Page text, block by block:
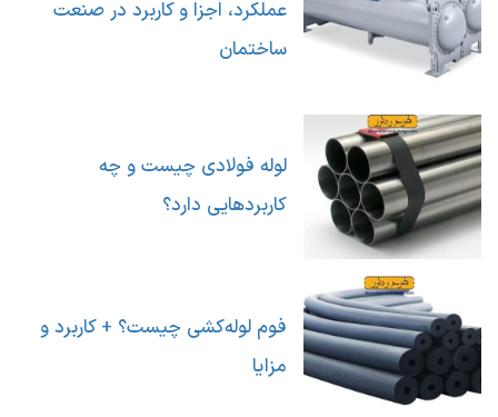
عملکرد، اجزا و کاربرد در صنعت
ساختمان
لوله فولادی چیست و چه
کاربردهایی دارد؟
فوم لوله‌کشی چیست؟ + کاربرد و
مزایا